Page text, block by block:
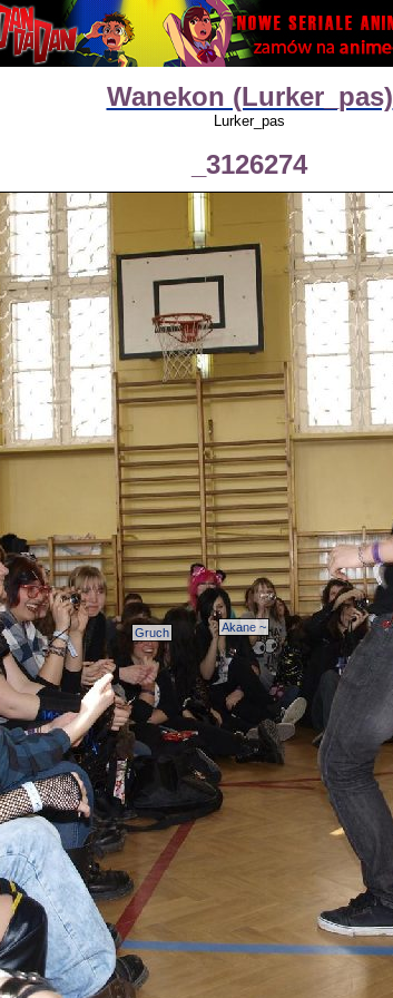
Wanekon (Lurker_pas)
Lurker_pas
_3126274
Akane ~
Gruch